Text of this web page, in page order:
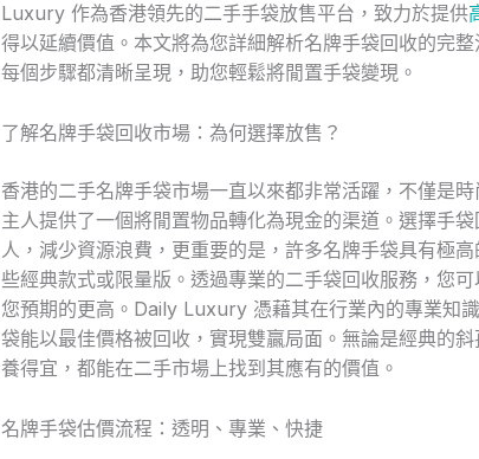
Luxury 作為香港領先的二手手袋放售平台，致力於提供
得以延續價值。本文將為您詳細解析名牌手袋回收的完
每個步驟都清晰呈現，助您輕鬆將閒置手袋變現。
了解名牌手袋回收市場：為何選擇放售？
香港的二手名牌手袋市場一直以來都非常活躍，不僅是
主人提供了一個將閒置物品轉化為現金的渠道。選擇手
人，減少資源浪費，更重要的是，許多名牌手袋具有極
些經典款式或限量版。透過專業的二手袋回收服務，您
您預期的更高。Daily Luxury 憑藉其在行業內的專業知
袋能以最佳價格被回收，實現雙贏局面。無論是經典的
養得宜，都能在二手市場上找到其應有的價值。
名牌手袋估價流程：透明、專業、快捷